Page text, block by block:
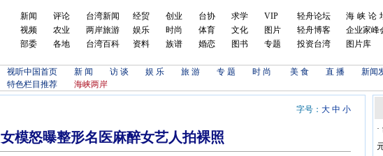
新闻
视频
部委
评论
农业
各地
台湾新闻
两岸旅游
台湾百科
经贸
娱乐
资料
创业
时尚
族谱
台协
体育
婚恋
求学
文化
图书
VIP
图片
专题
轻舟论坛
轻舟博客
投资台湾
海峡论
企业家峰
图片库
视听中国首页 新 闻 访 谈 娱 乐 旅 游 专 题 时 尚 美 食 直 播
新闻
特色栏目推荐
海峡两岸
字号： 大 中 小
女模怒曝整形名医麻醉女艺人拍裸照
·